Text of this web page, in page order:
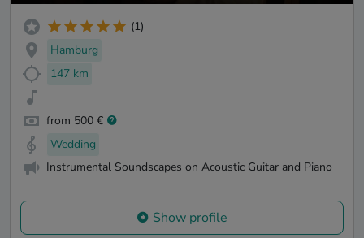
(1)
Hamburg
147 km
from 500 €
Wedding
Instrumental Soundscapes on Acoustic Guitar and Piano
Show profile